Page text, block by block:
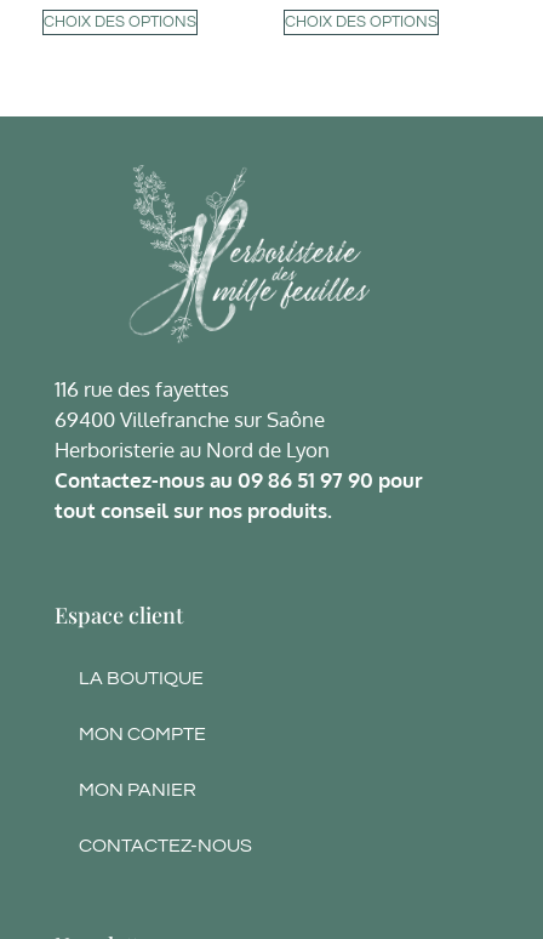
CHOIX DES OPTIONS CHOIX DES OPTIONS
116 rue des fayettes
69400 Villefranche sur Saône
Herboristerie au Nord de Lyon
Contactez-nous au 09 86 51 97 90 pour
tout conseil sur nos produits.
Espace client
LA BOUTIQUE
MON COMPTE
MON PANIER
CONTACTEZ-NOUS